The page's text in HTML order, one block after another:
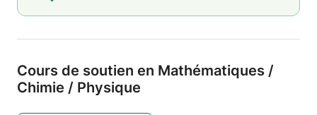
Cours de soutien en Mathématiques /
Chimie / Physique